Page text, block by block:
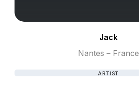
Jack
Nantes – France
ARTIST